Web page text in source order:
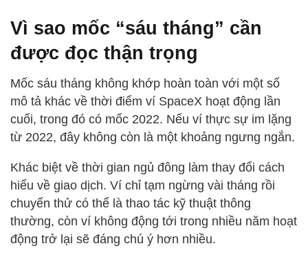
Vì sao mốc “sáu tháng” cần
được đọc thận trọng
Mốc sáu tháng không khớp hoàn toàn với một số
mô tả khác về thời điểm ví SpaceX hoạt động lần
cuối, trong đó có mốc 2022. Nếu ví thực sự im lặng
từ 2022, đây không còn là một khoảng ngưng ngắn.
Khác biệt về thời gian ngủ đông làm thay đổi cách
hiểu về giao dịch. Ví chỉ tạm ngừng vài tháng rồi
chuyển thử có thể là thao tác kỹ thuật thông
thường, còn ví không động tới trong nhiều năm hoạt
động trở lại sẽ đáng chú ý hơn nhiều.